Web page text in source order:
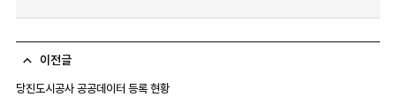
이전글
당진도시공사 공공데이터 등록 현황